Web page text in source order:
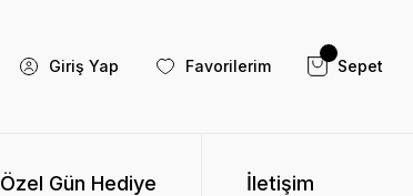
Giriş Yap Favorilerim Sepet
Özel Gün Hediye İletişim